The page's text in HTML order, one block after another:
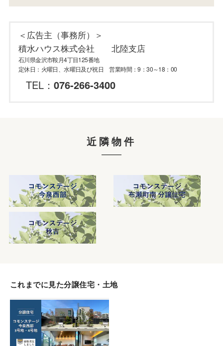
＜広告主（事務所）＞
積水ハウス株式会社 北陸支店
石川県金沢市鞍月4丁目125番地
定休日：火曜日、水曜日及び祝日 営業時間：9：30～18：00
TEL： 076-266-3400
近隣物件
これまでに見た分譲住宅・土地